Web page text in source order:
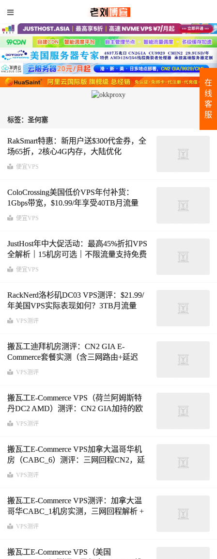
标签：圣何塞
RakSmart特惠：新用户送$300代金券，全
场65折，2核心4G内存，大陆优化
VIP/BGP 5G带宽，$1.99限量秒杀！
便宜VPS
ColoCrossing美国低价VPS年付补货：
1Gbps带宽，$10.99/年享受40TB月流量
KVM方案全面解析 洛杉矶机房新鲜补
便宜VPS
JustHost年中大促活动：最高45%折扣VPS
全解析｜15机房可选｜不限流量支持免费
换IP（截止7月5日）
便宜VPS
RackNerd洛杉矶DC03 VPS测评：$21.99/
年美国VPS实际表现如何？3TB月流量
@1Gbps带宽，三网去程回程路由、IP质
VPS测评
搬瓦工迪拜机房测评：CN2 GIA E-
Commerce套餐实测（含三网路由+延迟
+性能全解析）
VPS测评
搬瓦工E-Commerce VPS（荷兰阿姆斯特
丹DC2 AMD）测评：CN2 GIA加持的欧
美中转型VPS真实表现
VPS测评
搬瓦工E-Commerce VPS加拿大温哥华机
房（CABC_6）测评：三网回程CN2，延
迟与线路全面解析
VPS测评
搬瓦工E-Commerce VPS测评：加拿大温
哥华CABC_1机房实测，三网回程解析 +
CN2 GIA线路表现
VPS测评
搬瓦工E-Commerce VPS（美国
在
线
客
服